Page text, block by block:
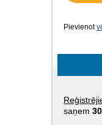
Pievienot
saņem